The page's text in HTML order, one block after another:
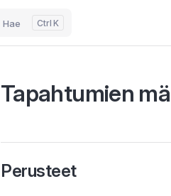
Hae K
Tapahtumien
Perusteet